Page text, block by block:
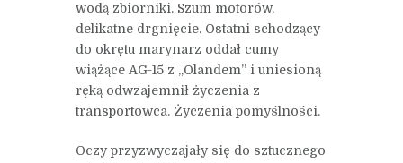
wodą zbiorniki. Szum motorów,
delikatne drgnięcie. Ostatni schodzący
do okrętu marynarz oddał cumy
wiążące AG-15 z „Olandem” i uniesioną
ręką odwzajemnił życzenia z
transportowca. Życzenia pomyślności.
Oczy przyzwyczajały się do sztucznego